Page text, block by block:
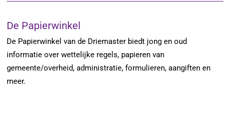
De Papierwinkel
De Papierwinkel van de Driemaster biedt jong en oud
informatie over wettelijke regels, papieren van
gemeente/overheid, administratie, formulieren, aangiften en
meer.